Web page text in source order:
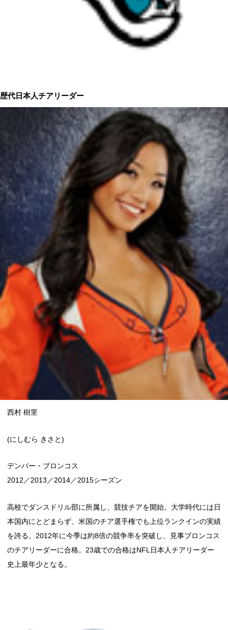
歴代日本人チアリーダー
西村 樹里
(にしむら きさと)
デンバー・ブロンコス
2012／2013／2014／2015シーズン
高校でダンスドリル部に所属し、競技チアを開始。大学時代には日
本国内にとどまらず、米国のチア選手権でも上位ランクインの実績
を誇る。2012年に今季は約8倍の競争率を突破し、見事ブロンコス
のチアリーダーに合格。23歳での合格はNFL日本人チアリーダー
史上最年少となる。